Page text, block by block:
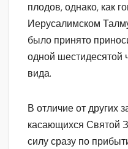
плодов, однако, как
Иерусалимском
было принято
одной шестидесятой
вида.
В отличие от других
касающихся Святой
силу сразу по